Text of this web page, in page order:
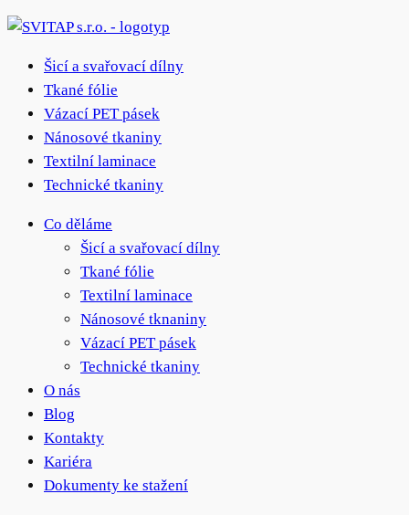
Šicí a svařovací dílny
Tkané fólie
Vázací PET pásek
Nánosové tkaniny
Textilní laminace
Technické tkaniny
Co děláme
Šicí a svařovací dílny
Tkané fólie
Textilní laminace
Nánosové tknaniny
Vázací PET pásek
Technické tkaniny
O nás
Blog
Kontakty
Kariéra
Dokumenty ke stažení